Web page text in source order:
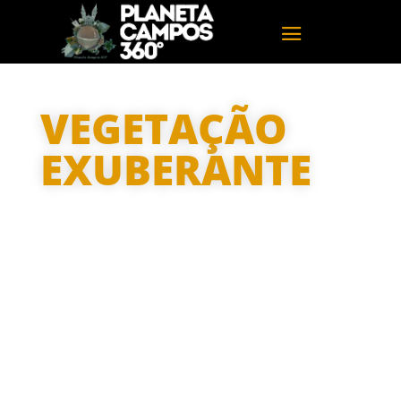
VEGETAÇÃO
EXUBERANTE